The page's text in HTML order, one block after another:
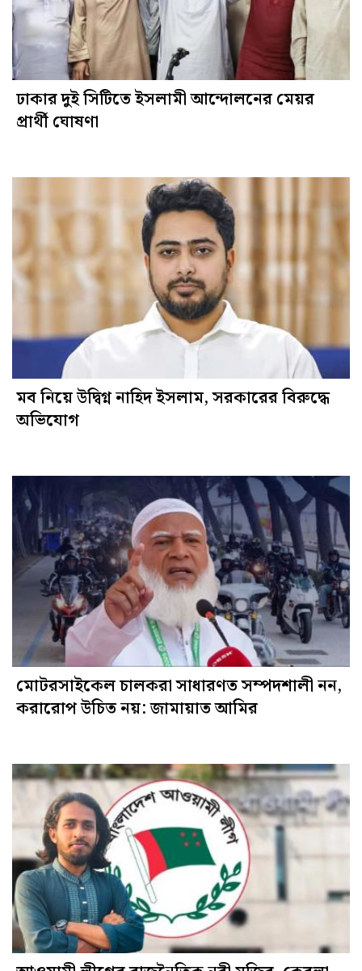
ঢাকার দুই সিটিতে ইসলামী আন্দোলনের মেয়র
প্রার্থী ঘোষণা
মব নিয়ে উদ্বিগ্ন নাহিদ ইসলাম, সরকারের বিরুদ্ধে
অভিযোগ
মোটরসাইকেল চালকরা সাধারণত সম্পদশালী নন,
করারোপ উচিত নয়: জামায়াত আমির